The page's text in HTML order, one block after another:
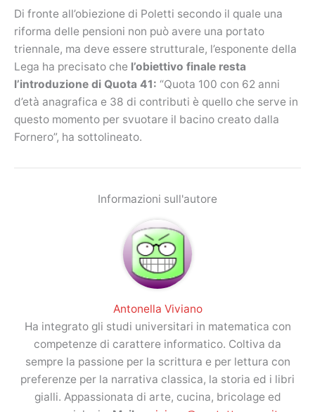
Di fronte all’obiezione di Poletti secondo il quale una
riforma delle pensioni non può avere una portato
triennale, ma deve essere strutturale, l’esponente della
Lega ha precisato che l’obiettivo finale resta
l’introduzione di Quota 41: “Quota 100 con 62 anni
d’età anagrafica e 38 di contributi è quello che serve in
questo momento per svuotare il bacino creato dalla
Fornero”, ha sottolineato.
Informazioni sull'autore
Antonella Viviano
Ha integrato gli studi universitari in matematica con
competenze di carattere informatico. Coltiva da
sempre la passione per la scrittura e per lettura con
preferenze per la narrativa classica, la storia ed i libri
gialli. Appassionata di arte, cucina, bricolage ed